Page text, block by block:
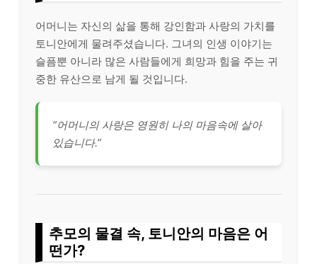
어머니는 자신의 삶을 통해 강인함과 사랑의 가치를
토니안에게 물려주셨습니다. 그녀의 인생 이야기는
슬픔뿐 아니라 많은 사람들에게 희망과 힘을 주는 귀
중한 유산으로 남게 될 것입니다.
“어머니의 사랑은 영원히 나의 마음속에 살아
있습니다.”
추모의 물결 속, 토니안의 마음은 어
떤가?